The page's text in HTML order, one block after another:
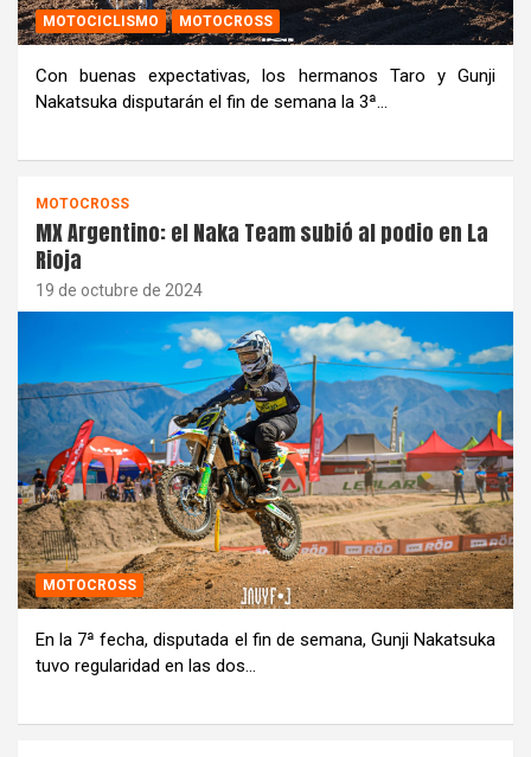
MOTOCICLISMO MOTOCROSS
Con buenas expectativas, los hermanos Taro y Gunji
Nakatsuka disputarán el fin de semana la 3ª…
MOTOCROSS
MX Argentino: el Naka Team subió al podio en La
Rioja
19 de octubre de 2024
MOTOCROSS
En la 7ª fecha, disputada el fin de semana, Gunji Nakatsuka
tuvo regularidad en las dos…